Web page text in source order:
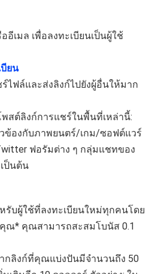
p
p
อีเมล เพื่อลงทะเบียนเป็นผู้ใช้
ยน
ร์ไฟล์และส่งลิงก์ไปยังผู้อื่นให้มาก
สต์ลิงก์การแชร์ในพื้นที่เหล่านี้:
วข้องกับภาพยนตร์/เกม/ซอฟต์แวร์
ฟอรัมต่าง ๆ กลุ่มแชทของ
ป็นต้น
รับผู้ใช้ที่ลงทะเบียนใหม่ทุกคนโดย
ณ* คุณสามารถสะสมโบนัส 0.1
กลิงก์ที่คุณแบ่งปันมีจำนวนถึง 50